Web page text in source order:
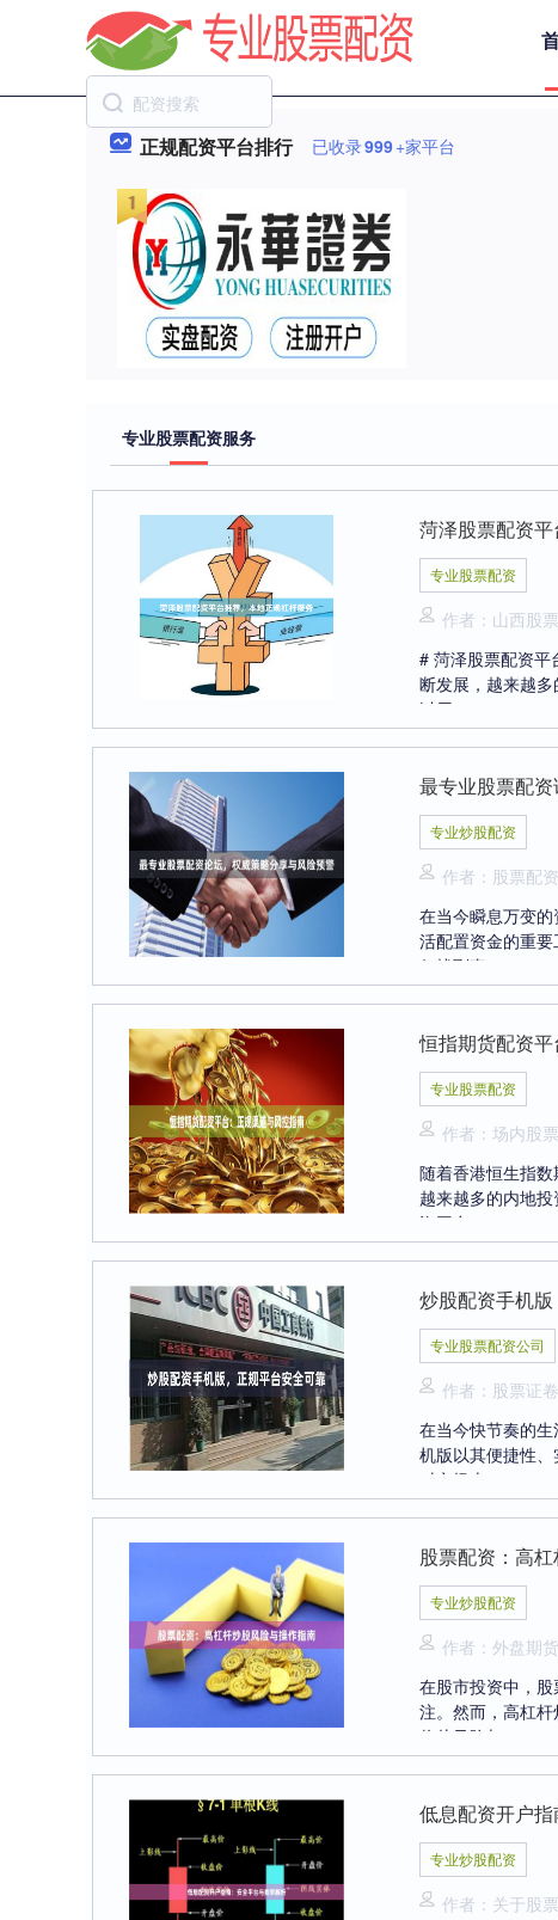
正规配资平台排行 已收录999+家平台
专业股票配资服务
菏泽股票配资
专业股票配资
作者：山西股
# 菏泽股票配资平
断发展，越来越
以用....
最专业股票配
专业炒股配资
作者：股票配
在当今瞬息万变
活配置资金的重
何找到真....
恒指期货配资
专业股票配资
作者：场内股
随着香港恒生指
越来越多的内地
资平台，....
炒股配资手机
专业股票配资公司
作者：股票证
在当今快节奏的
机版以其便捷性
对市场上....
股票配资：高
专业炒股配资
作者：外盘期
在股市投资中，
注。然而，高杠
将从风险与....
低息配资开户
专业炒股配资
作者：关于股